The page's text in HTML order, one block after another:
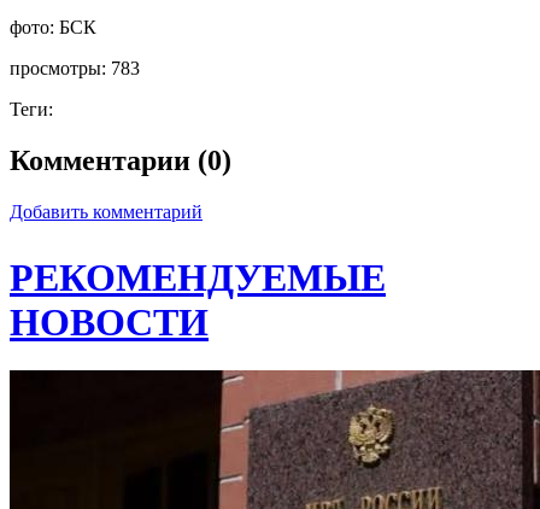
фото: БСК
просмотры: 783
Теги:
Комментарии (0)
Добавить комментарий
РЕКОМЕНДУЕМЫЕ
НОВОСТИ